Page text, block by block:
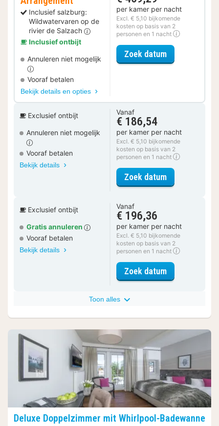
Inclusief salzburg:
Wildwatervaren op de
rivier de Salzach
Inclusief ontbijt
Annuleren niet mogelijk
Vooraf betalen
Bekijk details en opties
per kamer per nacht
Excl. € 5,10 bijkomende
kosten op basis van 2
personen en 1 nacht
Zoek datumvoor Actief
Exclusief ontbijt
Annuleren niet mogelijk
Vooraf betalen
Bekijk details
Vanaf
€ 186,54
per kamer per nacht
Excl. € 5,10 bijkomende
kosten op basis van 2
personen en 1 nacht
Zoek datumvoor Design
Exclusief ontbijt
Gratis annuleren
Vooraf betalen
Bekijk details
Vanaf
€ 196,36
per kamer per nacht
Excl. € 5,10 bijkomende
kosten op basis van 2
personen en 1 nacht
Zoek datumvoor Design
Toon alles
Deluxe Doppelzimmer mit Whirlpool-Badewanne